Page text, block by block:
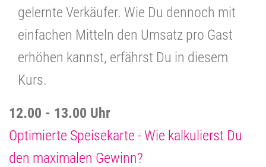
gelernte Verkäufer. Wie Du dennoch mit
einfachen Mitteln den Umsatz pro Gast
erhöhen kannst, erfährst Du in diesem
Kurs.
12.00 - 13.00 Uhr
Optimierte Speisekarte - Wie kalkulierst Du
den maximalen Gewinn?